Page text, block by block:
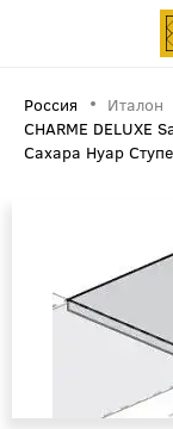
Россия Италон
CHARME
Сахара Нуар